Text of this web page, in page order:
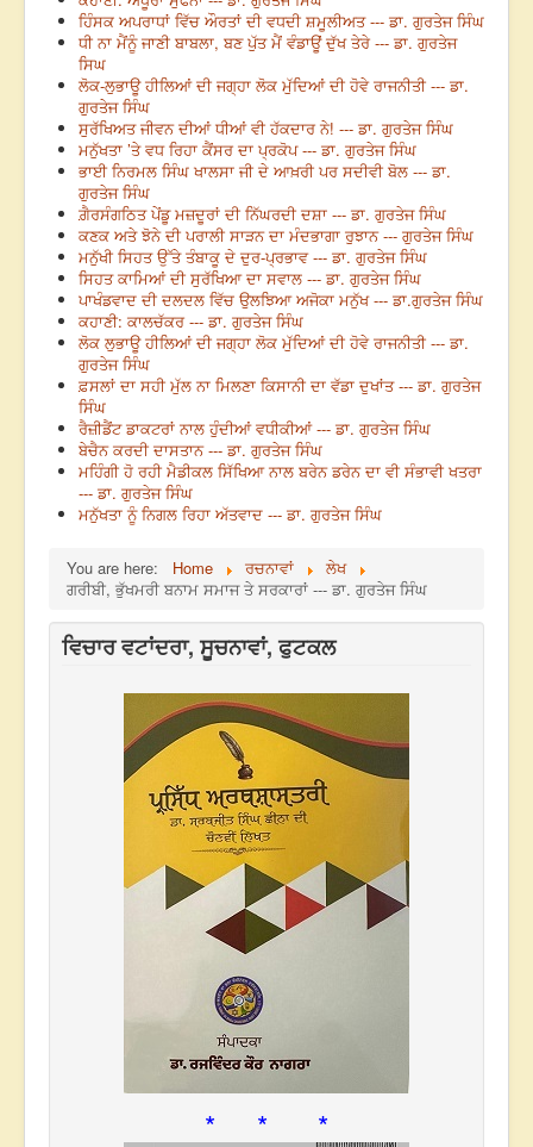
ਹਿੰਸਕ ਅਪਰਾਧਾਂ ਵਿੱਚ ਔਰਤਾਂ ਦੀ ਵਧਦੀ ਸ਼ਮੂਲੀਅਤ --- ਡਾ. ਗੁਰਤੇਜ ਸਿੰਘ
ਧੀ ਨਾ ਮੈਂਨੂੰ ਜਾਣੀ ਬਾਬਲਾ, ਬਣ ਪੁੱਤ ਮੈਂ ਵੰਡਾਊਂ ਦੁੱਖ ਤੇਰੇ --- ਡਾ. ਗੁਰਤੇਜ
ਸਿਘ
ਲੋਕ-ਲੁਭਾਊ ਹੀਲਿਆਂ ਦੀ ਜਗ੍ਹਾ ਲੋਕ ਮੁੱਦਿਆਂ ਦੀ ਹੋਵੇ ਰਾਜਨੀਤੀ --- ਡਾ.
ਗੁਰਤੇਜ ਸਿੰਘ
ਸੁਰੱਖਿਅਤ ਜੀਵਨ ਦੀਆਂ ਧੀਆਂ ਵੀ ਹੱਕਦਾਰ ਨੇ! --- ਡਾ. ਗੁਰਤੇਜ ਸਿੰਘ
ਮਨੁੱਖਤਾ ’ਤੇ ਵਧ ਰਿਹਾ ਕੈਂਸਰ ਦਾ ਪ੍ਰਕੋਪ --- ਡਾ. ਗੁਰਤੇਜ ਸਿੰਘ
ਭਾਈ ਨਿਰਮਲ ਸਿੰਘ ਖਾਲਸਾ ਜੀ ਦੇ ਆਖ਼ਰੀ ਪਰ ਸਦੀਵੀ ਬੋਲ --- ਡਾ.
ਗੁਰਤੇਜ ਸਿੰਘ
ਗ਼ੈਰਸੰਗਠਿਤ ਪੇਂਡੂ ਮਜ਼ਦੂਰਾਂ ਦੀ ਨਿੱਘਰਦੀ ਦਸ਼ਾ --- ਡਾ. ਗੁਰਤੇਜ ਸਿੰਘ
ਕਣਕ ਅਤੇ ਝੋਨੇ ਦੀ ਪਰਾਲੀ ਸਾੜਨ ਦਾ ਮੰਦਭਾਗਾ ਰੁਝਾਨ --- ਗੁਰਤੇਜ ਸਿੰਘ
ਮਨੁੱਖੀ ਸਿਹਤ ਉੱਤੇ ਤੰਬਾਕੂ ਦੇ ਦੁਰ-ਪ੍ਰਭਾਵ --- ਡਾ. ਗੁਰਤੇਜ ਸਿੰਘ
ਸਿਹਤ ਕਾਮਿਆਂ ਦੀ ਸੁਰੱਖਿਆ ਦਾ ਸਵਾਲ --- ਡਾ. ਗੁਰਤੇਜ ਸਿੰਘ
ਪਾਖੰਡਵਾਦ ਦੀ ਦਲਦਲ ਵਿੱਚ ਉਲਝਿਆ ਅਜੋਕਾ ਮਨੁੱਖ --- ਡਾ.ਗੁਰਤੇਜ ਸਿੰਘ
ਕਹਾਣੀ: ਕਾਲਚੱਕਰ --- ਡਾ. ਗੁਰਤੇਜ ਸਿੰਘ
ਲੋਕ ਲੁਭਾਊ ਹੀਲਿਆਂ ਦੀ ਜਗ੍ਹਾ ਲੋਕ ਮੁੱਦਿਆਂ ਦੀ ਹੋਵੇ ਰਾਜਨੀਤੀ --- ਡਾ.
ਗੁਰਤੇਜ ਸਿੰਘ
ਫ਼ਸਲਾਂ ਦਾ ਸਹੀ ਮੁੱਲ ਨਾ ਮਿਲਣਾ ਕਿਸਾਨੀ ਦਾ ਵੱਡਾ ਦੁਖਾਂਤ --- ਡਾ. ਗੁਰਤੇਜ
ਸਿੰਘ
ਰੈਜ਼ੀਡੈਂਟ ਡਾਕਟਰਾਂ ਨਾਲ ਹੁੰਦੀਆਂ ਵਧੀਕੀਆਂ --- ਡਾ. ਗੁਰਤੇਜ ਸਿੰਘ
ਬੇਚੈਨ ਕਰਦੀ ਦਾਸਤਾਨ --- ਡਾ. ਗੁਰਤੇਜ ਸਿੰਘ
ਮਹਿੰਗੀ ਹੋ ਰਹੀ ਮੈਡੀਕਲ ਸਿੱਖਿਆ ਨਾਲ ਬਰੇਨ ਡਰੇਨ ਦਾ ਵੀ ਸੰਭਾਵੀ ਖਤਰਾ
--- ਡਾ. ਗੁਰਤੇਜ ਸਿੰਘ
ਮਨੁੱਖਤਾ ਨੂੰ ਨਿਗਲ ਰਿਹਾ ਅੱਤਵਾਦ --- ਡਾ. ਗੁਰਤੇਜ ਸਿੰਘ
You are here: Home ਰਚਨਾਵਾਂ
ਲੇਖ
ਗਰੀਬੀ, ਭੁੱਖਮਰੀ ਬਨਾਮ ਸਮਾਜ ਤੇ ਸਰਕਾਰਾਂ --- ਡਾ. ਗੁਰਤੇਜ ਸਿੰਘ
ਵਿਚਾਰ ਵਟਾਂਦਰਾ, ਸੂਚਨਾਵਾਂ, ਫੁਟਕਲ
* * *